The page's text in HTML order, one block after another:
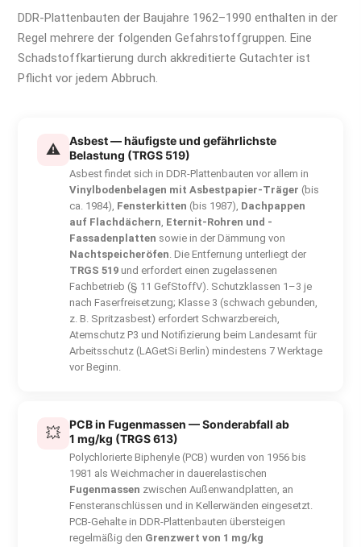
DDR-Plattenbauten der Baujahre 1962–1990 enthalten in der
Regel mehrere der folgenden Gefahrstoffgruppen. Eine
Schadstoffkartierung durch akkreditierte Gutachter ist
Pflicht vor jedem Abbruch.
⚠
Asbest — häufigste und gefährlichste
Belastung (TRGS 519)
Asbest findet sich in DDR-Plattenbauten vor allem in
Vinylbodenbelagen mit Asbestpapier-Träger (bis
ca. 1984), Fensterkitten (bis 1987), Dachpappen
auf Flachdächern, Eternit-Rohren und -
Fassadenplatten sowie in der Dämmung von
Nachtspeicheröfen. Die Entfernung unterliegt der
TRGS 519 und erfordert einen zugelassenen
Fachbetrieb (§ 11 GefStoffV). Schutzklassen 1–3 je
nach Faserfreisetzung; Klasse 3 (schwach gebunden,
z. B. Spritzasbest) erfordert Schwarzbereich,
Atemschutz P3 und Notifizierung beim Landesamt für
Arbeitsschutz (LAGetSi Berlin) mindestens 7 Werktage
vor Beginn.
💥
PCB in Fugenmassen — Sonderabfall ab
1 mg/kg (TRGS 613)
Polychlorierte Biphenyle (PCB) wurden von 1956 bis
1981 als Weichmacher in dauerelastischen
Fugenmassen zwischen Außenwandplatten, an
Fenster­anschlüssen und in Kellerwänden eingesetzt.
PCB-Gehalte in DDR-Plattenbauten übersteigen
regelmäßig den Grenzwert von 1 mg/kg